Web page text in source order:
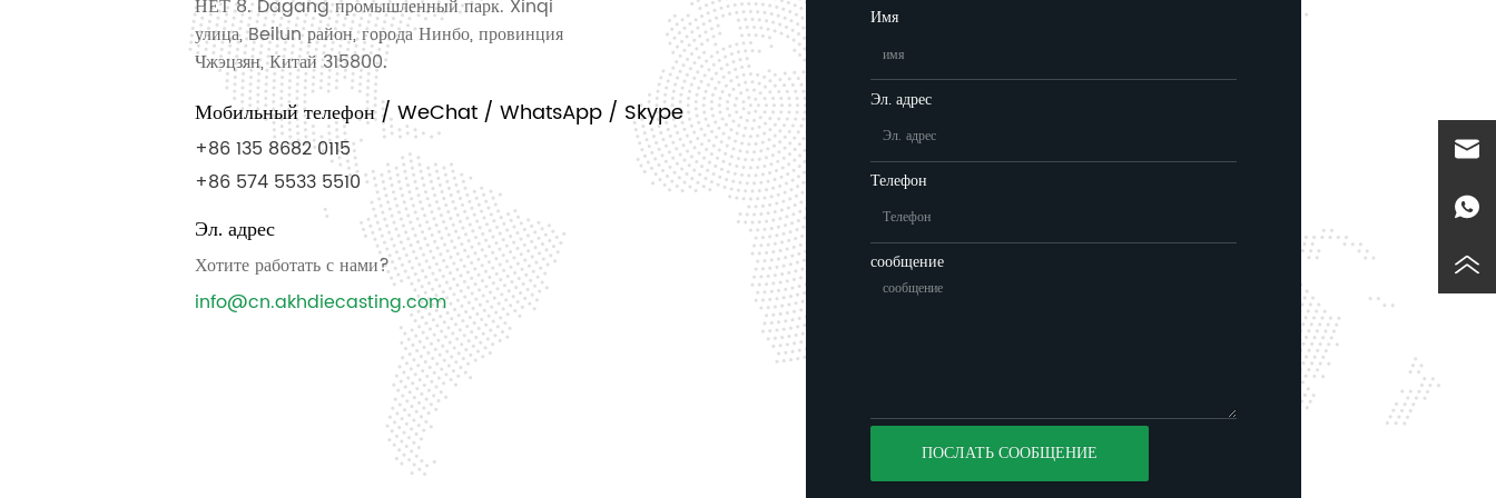
НЕТ 8. Dagang промышленный парк. Xinqi
улица, Beilun район, города Нинбо, провинция
Чжэцзян, Китай 315800.
Мобильный телефон / WeChat / WhatsApp / Skype
+86 135 8682 0115
+86 574 5533 5510
Эл. адрес
Хотите работать с нами?
info@cn.akhdiecasting.com
Имя
Эл. адрес
Телефон
сообщение
ПОСЛАТЬ СООБЩЕНИЕ